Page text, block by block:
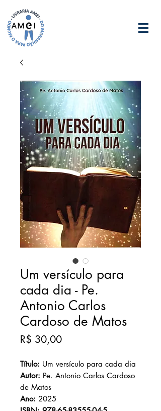
Um versículo para
cada dia - Pe.
Antonio Carlos
Cardoso de Matos
R$ 30,00Preço
Título: Um versículo para cada dia
Autor: Pe. Antonio Carlos Cardoso
de Matos
Ano: 2025